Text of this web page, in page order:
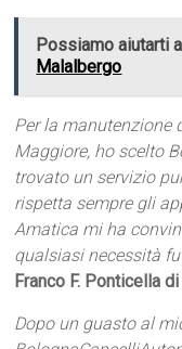
Possiamo aiutarti
Malalbergo
Per la
Maggiore, ho scelto
trovato un servizio
rispetta sempre gli
Amatica mi ha
qualsiasi necessità
Franco F. Ponticella
Dopo un guasto al